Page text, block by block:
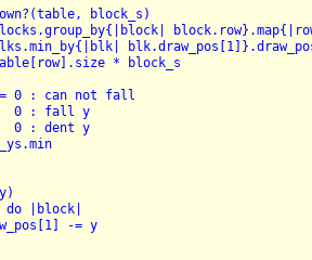
block_s)
* block_s
0 : can not fall
0 : fall y
0 : dent y
|block|
-= y